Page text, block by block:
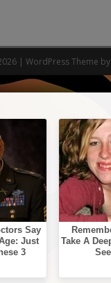
| WordPress Theme by